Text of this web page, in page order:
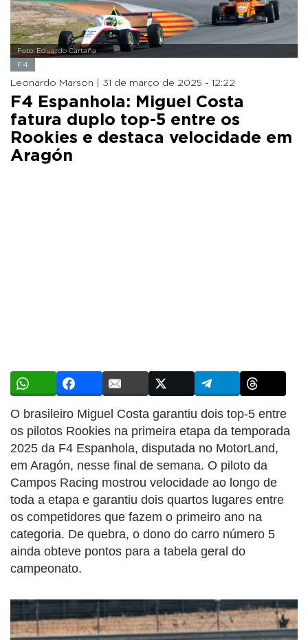
Foto: Eduardo Cartaña
F4
Leonardo Marson | 31 de março de 2025 - 12:22
F4 Espanhola: Miguel Costa
fatura duplo top-5 entre os
Rookies e destaca velocidade em
Aragón
O brasileiro Miguel Costa garantiu dois top-5 entre
os pilotos Rookies na primeira etapa da temporada
2025 da F4 Espanhola, disputada no MotorLand,
em Aragón, nesse final de semana. O piloto da
Campos Racing mostrou velocidade ao longo de
toda a etapa e garantiu dois quartos lugares entre
os competidores que fazem o primeiro ano na
categoria. De quebra, o dono do carro número 5
ainda obteve pontos para a tabela geral do
campeonato.